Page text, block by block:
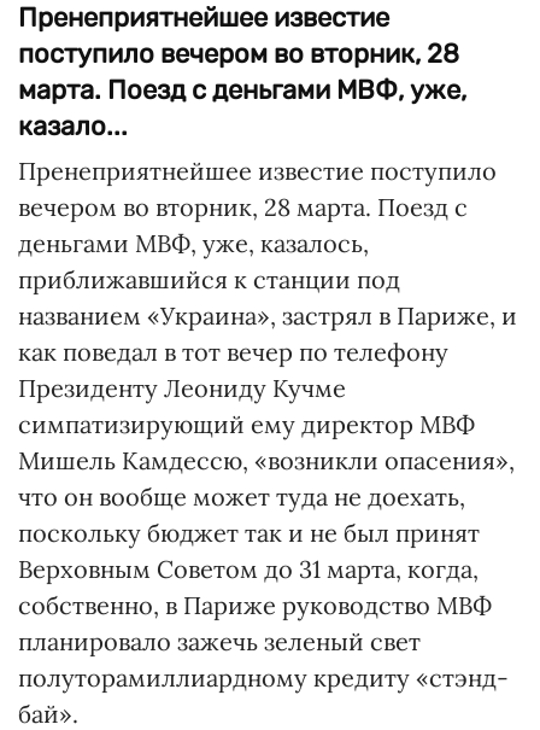
Пренеприятнейшее известие
поступило вечером во вторник, 28
марта. Поезд с деньгами МВФ, уже,
казало...
Пренеприятнейшее известие поступило
вечером во вторник, 28 марта. Поезд с
деньгами МВФ, уже, казалось,
приближавшийся к станции под
названием «Украина», застрял в Париже, и
как поведал в тот вечер по телефону
Президенту Леониду Кучме
симпатизирующий ему директор МВФ
Мишель Камдессю, «возникли опасения»,
что он вообще может туда не доехать,
поскольку бюджет так и не был принят
Верховным Советом до 31 марта, когда,
собственно, в Париже руководство МВФ
планировало зажечь зеленый свет
полуторамиллиардному кредиту «стэнд-
бай».